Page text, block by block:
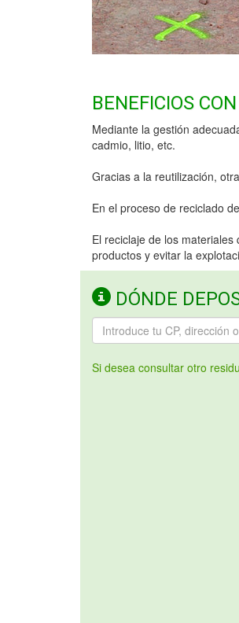
BENEFICIOS
Mediante la gestión
cadmio, litio, etc.
Gracias a la reutilización,
En el proceso de reciclado
El reciclaje de los
productos y evitar la
DÓNDE
Si desea consultar otro